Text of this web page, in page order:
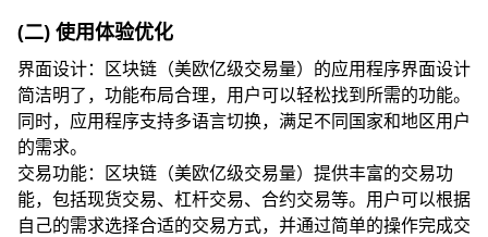
(二) 使用体验优化
界面设计：区块链（美欧亿级交易量）的应用程序界面设计
简洁明了，功能布局合理，用户可以轻松找到所需的功能。
同时，应用程序支持多语言切换，满足不同国家和地区用户
的需求。
交易功能：区块链（美欧亿级交易量）提供丰富的交易功
能，包括现货交易、杠杆交易、合约交易等。用户可以根据
自己的需求选择合适的交易方式，并通过简单的操作完成交